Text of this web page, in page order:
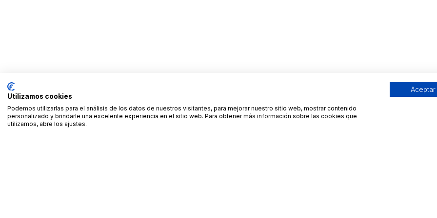
Utilizamos cookies
Podemos utilizarlas para el análisis de los datos de nuestros visitantes, para mejorar nuestro sitio web, mostrar contenido
personalizado y brindarle una excelente experiencia en el sitio web. Para obtener más información sobre las cookies que
utilizamos, abre los ajustes.